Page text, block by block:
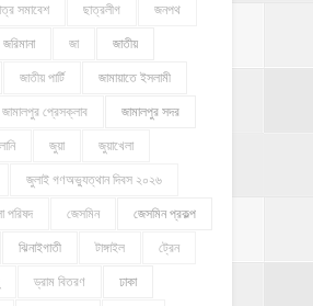
সমাবেশ ছাত্রলীগ জনপথ
জরিমানা জা জাতীয়
জাতীয় পার্টি জামায়াতে ইসলামী
জামালপুর প্রেসক্লাব জামালপুর সদর
জুয়া জুয়াখেলা
জুলাই গণঅভ্যুত্থান দিবস ২০২৬
পরিষদ জেসমিন জেসমিন প্রকল্প
ঝিনাইগাতী টাঙ্গাইল ট্রেন
ড্রাম বিতরণ ঢাকা